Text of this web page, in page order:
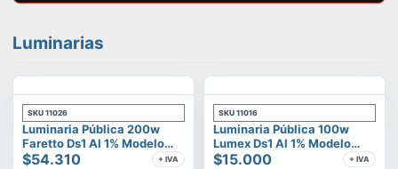
Luminarias
SKU 11026
Luminaria Pública 200w
Faretto Ds1 Al 1% Modelo
Calisto
$54.310 + IVA
SKU 11016
Luminaria Pública 100w
Lumex Ds1 Al 1% Modelo
Vega
$15.000 + IVA